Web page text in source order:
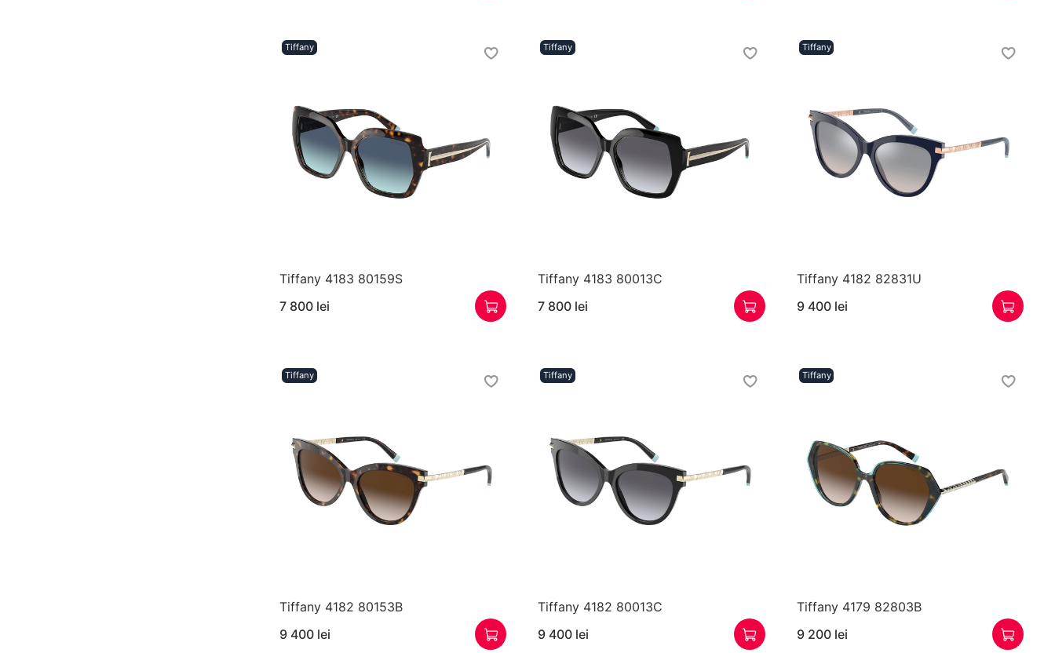
Tiffany
Tiffany 4183 80159S
7 800 lei
Tiffany
Tiffany 4183 80013C
7 800 lei
Tiffany
Tiffany 4182 82831U
9 400 lei
Tiffany
Tiffany 4182 80153B
9 400 lei
Tiffany
Tiffany 4182 80013C
9 400 lei
Tiffany
Tiffany 4179 82803B
9 200 lei